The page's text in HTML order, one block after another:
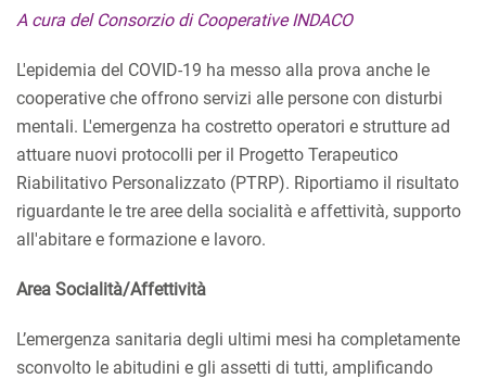
A cura del Consorzio di Cooperative INDACO
L'epidemia del COVID-19 ha messo alla prova anche le
cooperative che offrono servizi alle persone con disturbi
mentali. L'emergenza ha costretto operatori e strutture ad
attuare nuovi protocolli per il Progetto Terapeutico
Riabilitativo Personalizzato (PTRP). Riportiamo il risultato
riguardante le tre aree della socialità e affettività, supporto
all'abitare e formazione e lavoro.
Area Socialità/Affettività
L’emergenza sanitaria degli ultimi mesi ha completamente
sconvolto le abitudini e gli assetti di tutti, amplificando